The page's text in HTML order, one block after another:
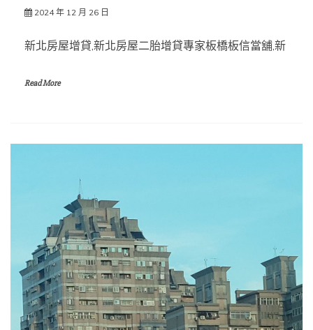
2024 年 12 月 26 日
新北房屋增貸,新北房屋二胎增貸專家板橋板信當舖,新
Read More